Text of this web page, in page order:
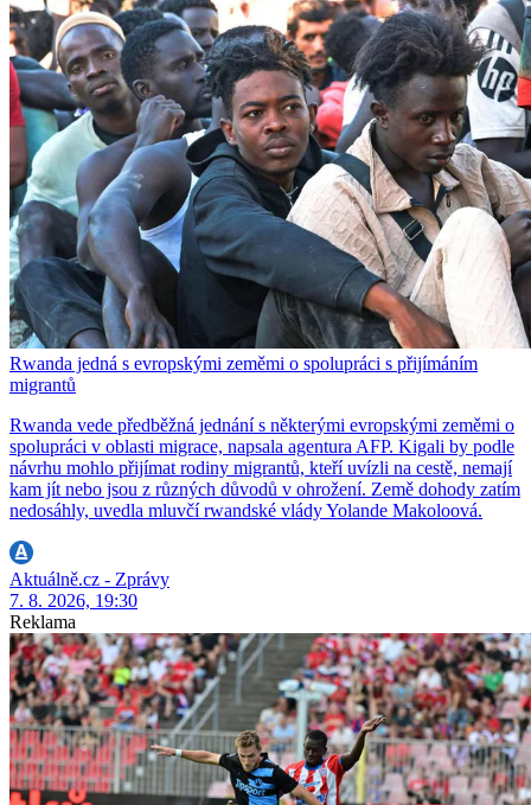
Rwanda jedná s evropskými zeměmi o spolupráci s přijímáním
migrantů
Rwanda vede předběžná jednání s některými evropskými zeměmi o
spolupráci v oblasti migrace, napsala agentura AFP. Kigali by podle
návrhu mohlo přijímat rodiny migrantů, kteří uvízli na cestě, nemají
kam jít nebo jsou z různých důvodů v ohrožení. Země dohody zatím
nedosáhly, uvedla mluvčí rwandské vlády Yolande Makoloová.
Aktuálně.cz - Zprávy
7. 8. 2026, 19:30
Reklama